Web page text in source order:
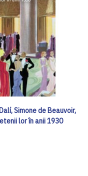
Simone de Beauvoir,
lor în anii 1930